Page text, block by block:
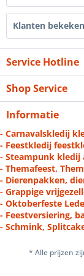
Klanten
Service Hotline
Shop Service
Informatie
- Carnavalskledij
- Feestkledij
- Steampunk kledij
- Themafeest,
- Dierenpakken,
- Grappige
- Oktoberfeste
- Feestversiering,
- Schmink,
* Alle prijzen